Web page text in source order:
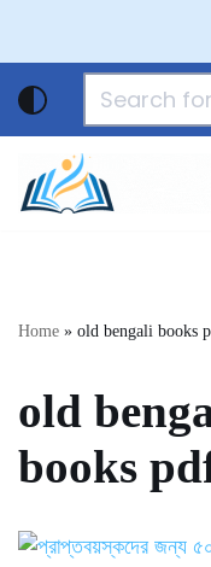
content
Home » old bengali books
old
books